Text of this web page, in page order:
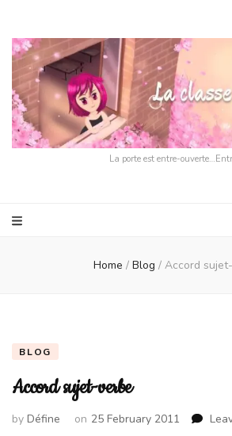
La porte est entre-
Home / Blog / Accord
BLOG
Accord sujet-verbe
by Défine on 25 February 2011